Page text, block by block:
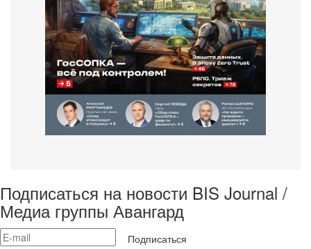
Подписаться на новости BIS Journal /
Медиа группы Авангард
Подписаться